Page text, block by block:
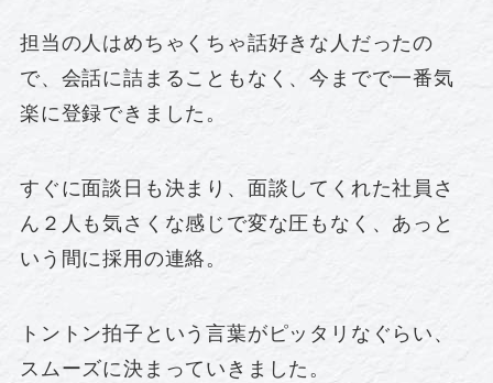
担当の人はめちゃくちゃ話好きな人だったの
で、会話に詰まることもなく、今までで一番気
楽に登録できました。
すぐに面談日も決まり、面談してくれた社員さ
ん２人も気さくな感じで変な圧もなく、あっと
いう間に採用の連絡。
トントン拍子という言葉がピッタリなぐらい、
スムーズに決まっていきました。